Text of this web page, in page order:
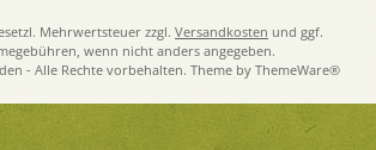
Mehrwertsteuer zzgl. Versandkosten und ggf.
wenn nicht anders angegeben.
- Alle Rechte vorbehalten. Theme by ThemeWare®